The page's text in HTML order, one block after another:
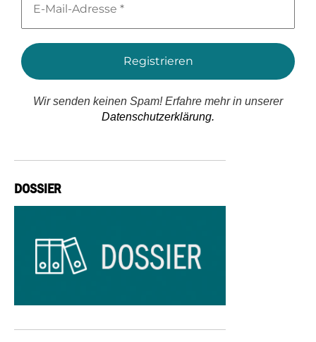
Mail-
*
Wir senden keinen Spam! Erfahre mehr in unserer
Datenschutzerklärung.
DOSSIER